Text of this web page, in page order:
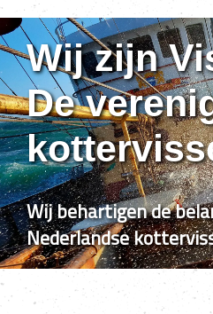
Wij zijn
De
Wij behartigen de
Nederlandse